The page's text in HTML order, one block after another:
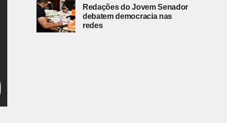
Redações do Jovem Senador
debatem democracia nas
redes